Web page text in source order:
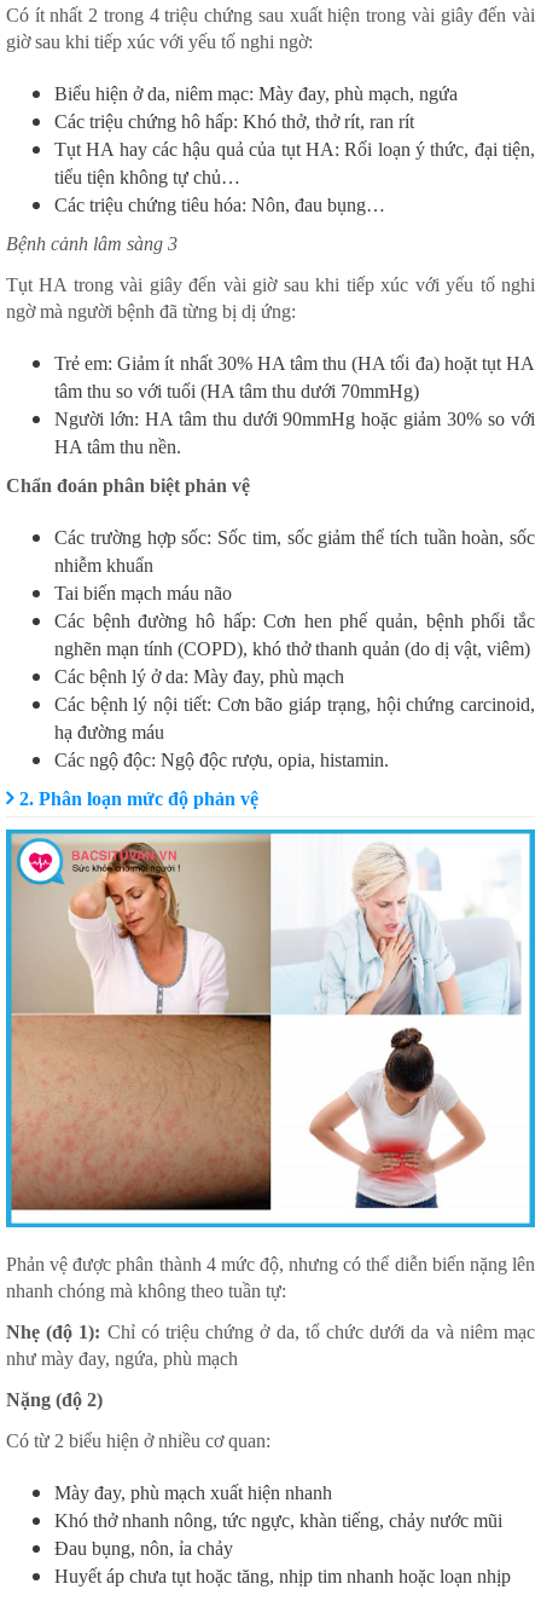
Có ít nhất 2 trong 4 triệu chứng sau xuất hiện trong vài giây đến vài
giờ sau khi tiếp xúc với yếu tố nghi ngờ:
Biểu hiện ở da, niêm mạc: Mày đay, phù mạch, ngứa
Các triệu chứng hô hấp: Khó thở, thở rít, ran rít
Tụt HA hay các hậu quả của tụt HA: Rối loạn ý thức, đại tiện,
tiểu tiện không tự chủ…
Các triệu chứng tiêu hóa: Nôn, đau bụng…
Bệnh cảnh lâm sàng 3
Tụt HA trong vài giây đến vài giờ sau khi tiếp xúc với yếu tố nghi
ngờ mà người bệnh đã từng bị dị ứng:
Trẻ em: Giảm ít nhất 30% HA tâm thu (HA tối đa) hoặt tụt HA
tâm thu so với tuổi (HA tâm thu dưới 70mmHg)
Người lớn: HA tâm thu dưới 90mmHg hoặc giảm 30% so với
HA tâm thu nền.
Chẩn đoán phân biệt phản vệ
Các trường hợp sốc: Sốc tim, sốc giảm thể tích tuần hoàn, sốc
nhiễm khuẩn
Tai biến mạch máu não
Các bệnh đường hô hấp: Cơn hen phế quản, bệnh phổi tắc
nghẽn mạn tính (COPD), khó thở thanh quản (do dị vật, viêm)
Các bệnh lý ở da: Mày đay, phù mạch
Các bệnh lý nội tiết: Cơn bão giáp trạng, hội chứng carcinoid,
hạ đường máu
Các ngộ độc: Ngộ độc rượu, opia, histamin.
2. Phân loạn mức độ phản vệ
Phản vệ được phân thành 4 mức độ, nhưng có thể diễn biến nặng lên
nhanh chóng mà không theo tuần tự:
Nhẹ (độ 1): Chỉ có triệu chứng ở da, tổ chức dưới da và niêm mạc
như mày đay, ngứa, phù mạch
Nặng (độ 2)
Có từ 2 biểu hiện ở nhiều cơ quan:
Mày đay, phù mạch xuất hiện nhanh
Khó thở nhanh nông, tức ngực, khàn tiếng, chảy nước mũi
Đau bụng, nôn, ỉa chảy
Huyết áp chưa tụt hoặc tăng, nhịp tim nhanh hoặc loạn nhịp